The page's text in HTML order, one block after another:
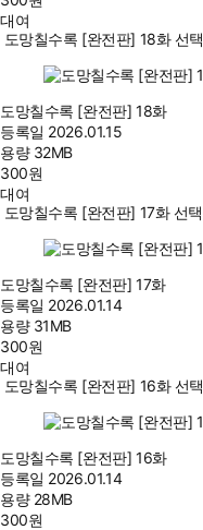
대여
도망칠수록 [완전판] 18화 선택
도망칠수록 [완전판] 18화
등록일 2026.01.15
용량 32MB
300원
대여
도망칠수록 [완전판] 17화 선택
도망칠수록 [완전판] 17화
등록일 2026.01.14
용량 31MB
300원
대여
도망칠수록 [완전판] 16화 선택
도망칠수록 [완전판] 16화
등록일 2026.01.14
용량 28MB
300원